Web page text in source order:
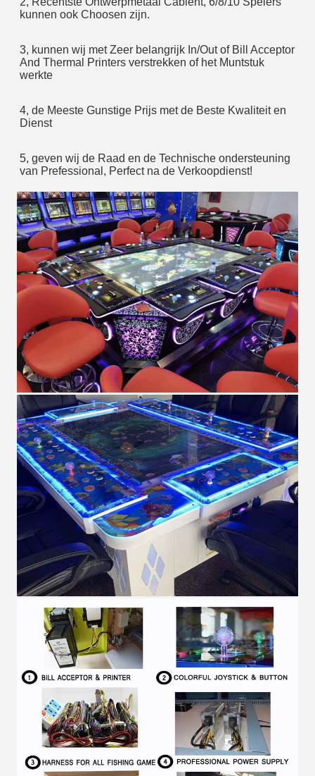
kunnen ook Choosen zijn.
3, kunnen wij met Zeer belangrijk In/Out of Bill Acceptor
And Thermal Printers verstrekken of het Muntstuk
werkte
4, de Meeste Gunstige Prijs met de Beste Kwaliteit en
Dienst
5, geven wij de Raad en de Technische ondersteuning
van Prefessional, Perfect na de Verkoopdienst!